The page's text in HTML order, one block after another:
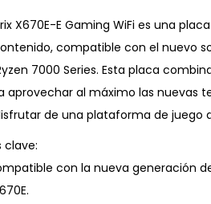
X670E-E Gaming WiFi es una
compatible con el nuevo
7000 Series. Esta placa
aprovechar al máximo las nuevas
de una plataforma de juego
clave:
con la nueva generación